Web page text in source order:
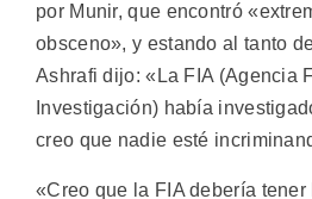
por Munir, que encontró
obsceno», y estando al tanto
Ashrafi dijo: «La FIA (Agencia
Investigación) había
creo que nadie esté
«Creo que la FIA debería